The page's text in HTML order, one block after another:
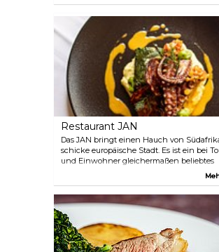
gemütlich.
Restaurant JAN
Das JAN bringt einen Hauch von
schicke europäische Stadt. Es ist ein bei
und Einwohner gleichermaßen beliebtes
Restaurant, das sich direkt hinter dem
befindet. Das Essen ist absolut
skurrile Spezialität sind edle